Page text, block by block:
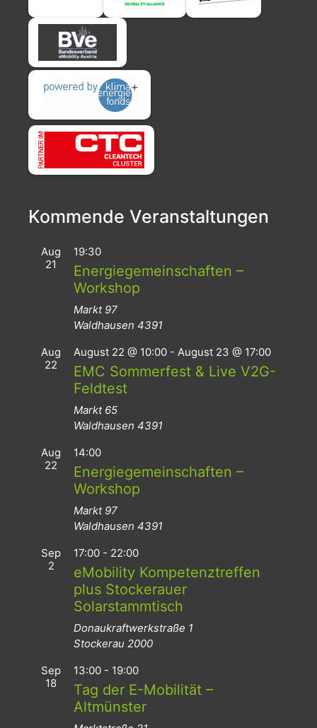
Kommende Veranstaltungen
Aug
21
19:30
Energiegemeinschaften –
Workshop
Markt 97
Waldhausen 4391
Aug
22
August 22 @ 10:00 - August 23 @ 17:00
EMC Sommerfest & Live V2G-
Feldtest
Markt 65
Waldhausen 4391
Aug
22
14:00
Energiegemeinschaften –
Workshop
Markt 97
Waldhausen 4391
Sep
2
17:00 - 22:00
eMobility Kompetenztreffen
plus Stockerauer
Solarstammtisch
Donaukraftwerkstraße 1
Stockerau 2000
Sep
18
13:00 - 19:00
Tag der E-Mobilität –
Altmünster